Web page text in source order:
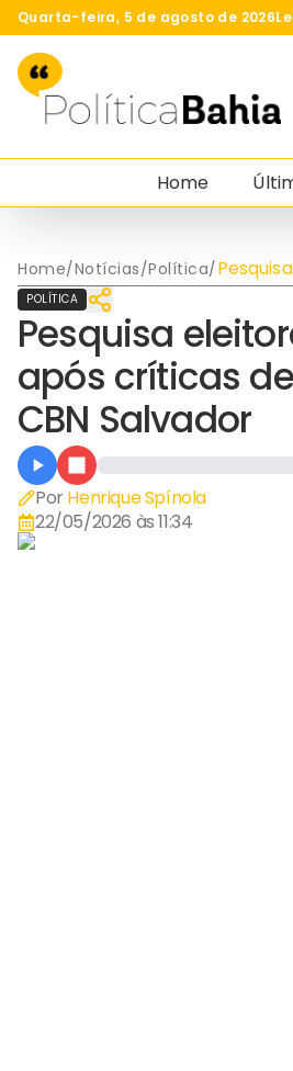
Quarta-feira, 5 de agosto de 2026
Home
Home/Notícias/Política/
POLÍTICA
Pesquisa
após críticas
CBN Salvador
Por Henrique Spínola
22/05/2026 às 11:34